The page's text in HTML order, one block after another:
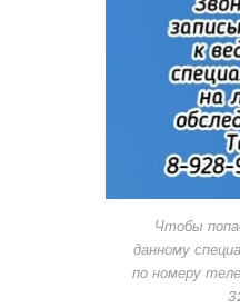
Чтобы
данному
по номеру